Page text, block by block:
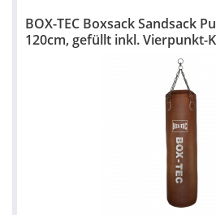
BOX-TEC Boxsack Sandsack
120cm, gefüllt inkl. Vierpunkt-